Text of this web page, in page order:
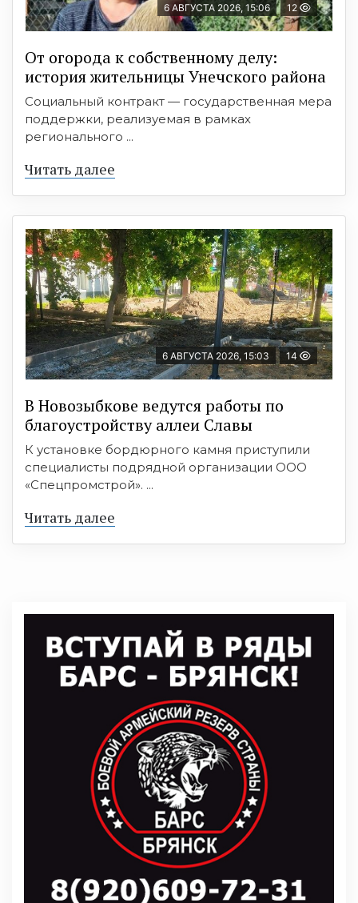
6 АВГУСТА 2026, 15:06 12
От огорода к собственному делу:
история жительницы Унечского района
Социальный контракт — государственная мера
поддержки, реализуемая в рамках
регионального ...
Читать далее
6 АВГУСТА 2026, 15:03 14
В Новозыбкове ведутся работы по
благоустройству аллеи Славы
К установке бордюрного камня приступили
специалисты подрядной организации ООО
«Спецпромстрой». ...
Читать далее